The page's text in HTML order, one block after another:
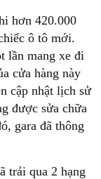
hơn 420.000
ô tô mới.
lần mang xe đi
cửa hàng này
cập nhật lịch sử
được sửa chữa
gara đã thông
trải qua 2 hạng